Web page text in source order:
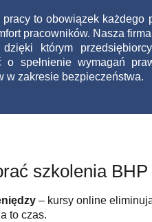
to obowiązek każdego
pracowników. Nasza
którym
spełnienie wymagań
w zakresie bezpieczeństwa.
szkolenia
– kursy online
to czas.